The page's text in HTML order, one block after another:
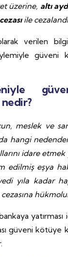
üzerine, altı
ile
verilen
güveni
nedir?
meslek ve
hangi
idare
edilmiş eşya
yıla kadar
güveni kötüye